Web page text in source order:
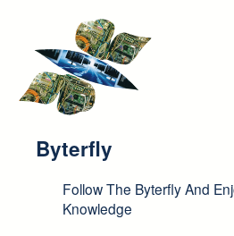
Byterfly
Follow The Byterfly And
Knowledge